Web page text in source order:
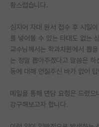
석박사 채용 정보 게시판
임용 정보 게시판
학부 인턴 게시판
취업 게시판
임용 후기 게시판
PI 전용 게시판
황스럽습니다.
심지어 자대 원서 접수 후 시일
를 넣어볼 수 있는 타대도 없는
교수님께서는 학과차원에서 뽑
는 정말 뽑아주겠다고 말씀은
등에 대해 언질주신 바가 없어
메일을 통해 면담 요청은 드렸
강구해보고자 합니다.